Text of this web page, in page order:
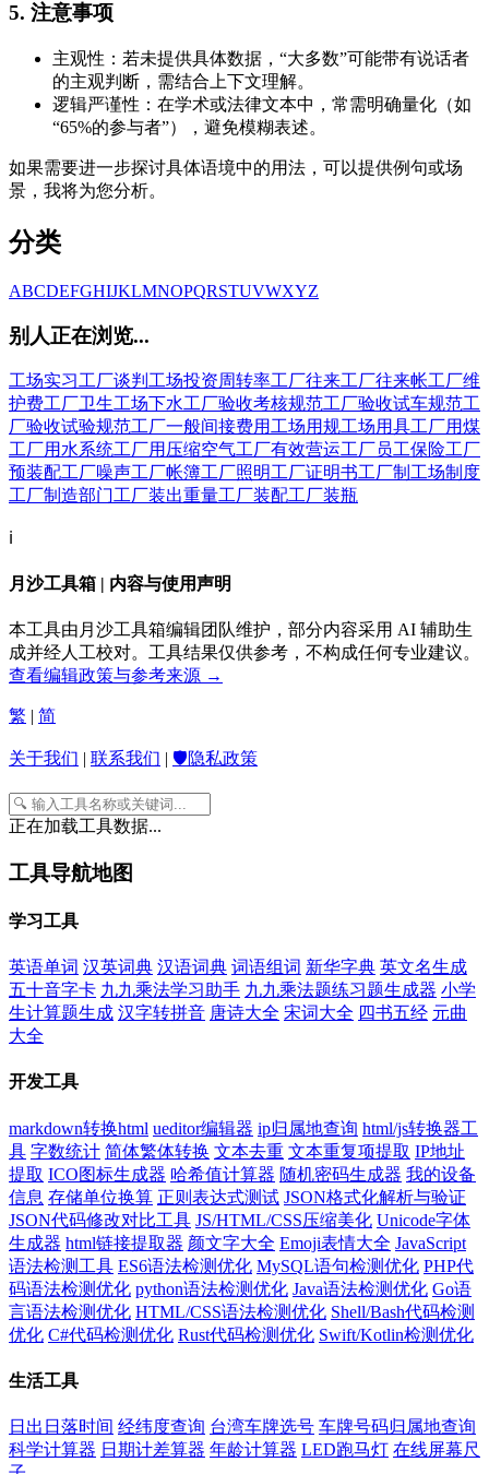
5. 注意事项
主观性：若未提供具体数据，“大多数”可能带有说话者
的主观判断，需结合上下文理解。
逻辑严谨性：在学术或法律文本中，常需明确量化（如
“65%的参与者”），避免模糊表述。
如果需要进一步探讨具体语境中的用法，可以提供例句或场
景，我将为您分析。
分类
ABCDEFGHIJKLMNOPQRSTUVWXYZ
别人正在浏览...
工场实习工厂谈判 工场投资周转率工厂往来工厂往来帐工厂维
护费工厂卫生工场下水工厂验收考核规范工厂验收试车规范工
厂验收试验规范工厂一般间接费用工场用规工场用具工厂用煤
工厂用水系统工厂用压缩空气工厂有效营运工厂员工保险工厂
预装配工厂噪声工厂帐簿工厂照明工厂证明书工厂制 工场制度
工厂制造部门工厂装出重量工厂装配工厂装瓶
ℹ️
月沙工具箱 | 内容与使用声明
本工具由月沙工具箱编辑团队维护，部分内容采用 AI 辅助生
成并经人工校对。工具结果仅供参考，不构成任何专业建议。
查看编辑政策与参考来源 →
繁 | 简
关于我们 | 联系我们 | 🛡️隐私政策
正在加载工具数据...
工具导航地图
学习工具
英语单词 汉英词典 汉语词典 词语组词 新华字典 英文名生成
五十音字卡 九九乘法学习助手 九九乘法题练习题生成器 小学
生计算题生成 汉字转拼音 唐诗大全 宋词大全 四书五经 元曲
大全
开发工具
markdown转换html ueditor编辑器 ip归属地查询 html/js转换器工
具 字数统计 简体繁体转换 文本去重 文本重复项提取 IP地址
提取 ICO图标生成器 哈希值计算器 随机密码生成器 我的设备
信息 存储单位换算 正则表达式测试 JSON格式化解析与验证
JSON代码修改对比工具 JS/HTML/CSS压缩美化 Unicode字体
生成器 html链接提取器 颜文字大全 Emoji表情大全 JavaScript
语法检测工具 ES6语法检测优化 MySQL语句检测优化 PHP代
码语法检测优化 python语法检测优化 Java语法检测优化 Go语
言语法检测优化 HTML/CSS语法检测优化 Shell/Bash代码检测
优化 C#代码检测优化 Rust代码检测优化 Swift/Kotlin检测优化
生活工具
日出日落时间 经纬度查询 台湾车牌选号 车牌号码归属地查询
科学计算器 日期计差算器 年龄计算器 LED跑马灯 在线屏幕尺